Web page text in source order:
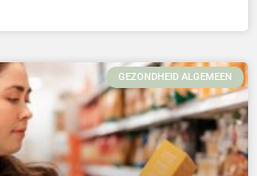
GEZONDHEID ALGEMEEN